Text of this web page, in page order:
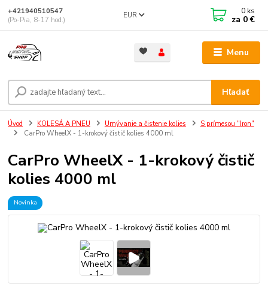
Menu
EUR
Hľadať
+421940510547
(Po-Pia, 8-17 hod.)
0 ks
za 0 €
Úvod KOLESÁ A PNEU Umývanie a čistenie kolies
S prímesou "Iron"
CarPro WheelX - 1-krokový čistič kolies 4000 ml
CarPro WheelX - 1-krokový čistič
kolies 4000 ml
Novinka